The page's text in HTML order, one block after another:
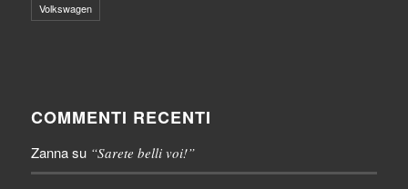
Volkswagen
COMMENTI RECENTI
Zannasu “Sarete belli voi!”